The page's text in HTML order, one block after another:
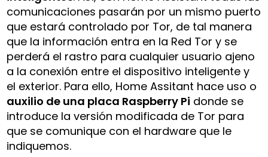
comunicaciones pasarán por un mismo puerto
que estará controlado por Tor, de tal manera
que la información entra en la Red Tor y se
perderá el rastro para cualquier usuario ajeno
a la conexión entre el dispositivo inteligente y
el exterior. Para ello, Home Assitant hace uso o
auxilio de una placa Raspberry Pi donde se
introduce la versión modificada de Tor para
que se comunique con el hardware que le
indiquemos.